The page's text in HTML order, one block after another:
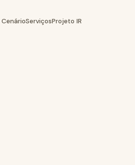
CenárioServiçosProjeto IR